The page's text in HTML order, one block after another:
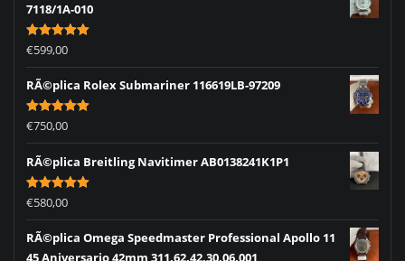
7118/1A-010
Rated5.00
out of 5
€599,00
RÃ©plica Rolex Submariner 116619LB-97209
Rated5.00
out of 5
€750,00
RÃ©plica Breitling Navitimer AB0138241K1P1
Rated5.00
out of 5
€580,00
RÃ©plica Omega Speedmaster Professional Apollo 11
45 Aniversario 42mm 311.62.42.30.06.001